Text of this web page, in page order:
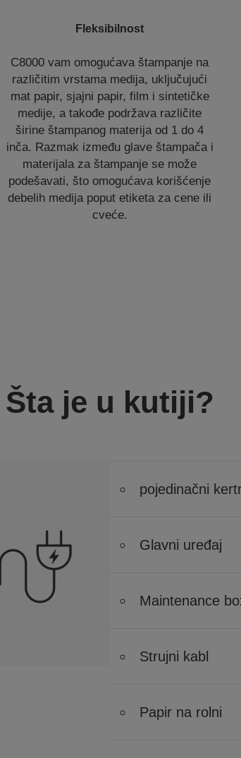
Fleksibilnost
C8000 vam omogućava štampanje na
različitim vrstama medija, uključujući
mat papir, sjajni papir, film i sintetičke
medije, a takođe podržava različite
širine štampanog materija od 1 do 4
inča. Razmak između glave štampača i
materijala za štampanje se može
podešavati, što omogućava korišćenje
debelih medija poput etiketa za cene ili
cveće.
Šta je u kutiji?
pojedinačni
Glavni uređaj
Maintenance
Strujni kabl
Papir na rolni